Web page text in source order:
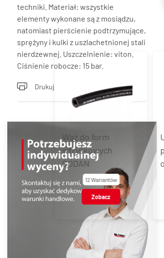
techniki. Materiał: wszystkie
elementy wykonane są z mosiądzu,
natomiast pierścienie podtrzymujące,
sprężyny i kulki z uszlachetnionej stali
nierdzewnej. Uszczelnienie: viton.
Ciśnienie robocze: 15 bar.
Drukuj
form
Wariantów
Zobacz
Uniwersalna
przemysłowa
opaska ślimakowa
ASFA-L 9 mm, stal
węglowa
18 Wariantów
Zobacz